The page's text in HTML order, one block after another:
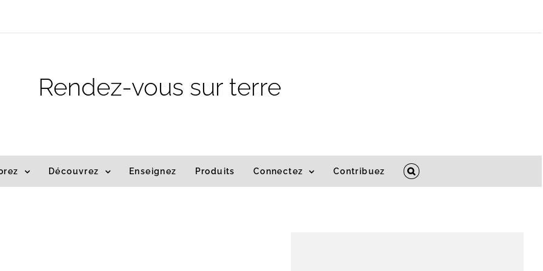
Rendez-vous sur terre
Découvrez Enseignez Produits Connectez Contribuez